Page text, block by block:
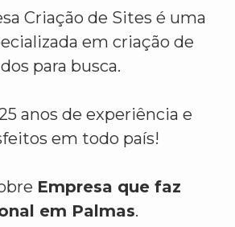
Criação de Sites é uma
em criação de
para busca.
anos de experiência e
em todo país!
Empresa que faz
em Palmas.